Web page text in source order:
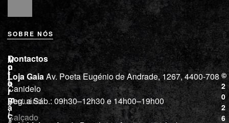
SOBRE NÓS
M
i
l
í
c
i
L
o
j
a
Vestuário
Calçado
I
n
f
o
r
m
a
ç
Contactos
Loja GaiaAv. Poeta Eugénio de Andrade, 1267, 4400-708
Canidelo
Seg. a Sáb.: 09h30–12h30 e 14h00–19h00
©
2
0
2
6